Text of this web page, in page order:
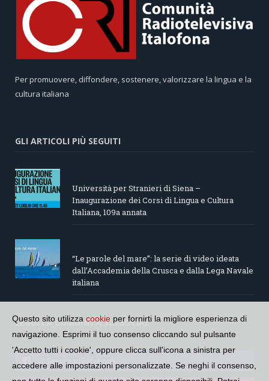
Per promuovere, diffondere, sostenere, valorizzare la lingua e la
cultura italiana
GLI ARTICOLI PIÙ SEGUITI
Università per Stranieri di Siena –
Inaugurazione dei Corsi di Lingua e Cultura
Italiana, 109a annata
“Le parole del mare”: la serie di video ideata
dall’Accademia della Crusca e dalla Lega Navale
italiana
SEGUI LA COMUNITÀ SUI SOCIAL
Seguici su Facebook
Questo sito utilizza cookie per fornirti la migliore esperienza di
navigazione. Esprimi il tuo consenso cliccando sul pulsante
'Accetto tutti i cookie', oppure clicca sull'icona a sinistra per
accedere alle impostazioni personalizzate. Se neghi il consenso,